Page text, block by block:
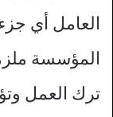
العامل أي
المؤسسة
ترك العمل